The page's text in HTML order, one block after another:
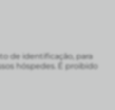
de identificação, para
hóspedes. É proibido